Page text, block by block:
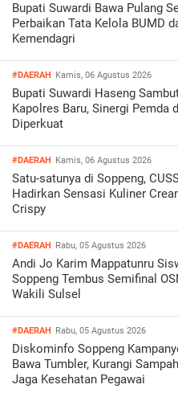
Bupati Suwardi Bawa Pulang
Perbaikan Tata Kelola BUMD
Kemendagri
#DAERAH Kamis, 06 Agustus 2026
Bupati Suwardi Haseng
Kapolres Baru, Sinergi Pemda
Diperkuat
#DAERAH Kamis, 06 Agustus 2026
Satu-satunya di Soppeng,
Hadirkan Sensasi Kuliner
Crispy
#DAERAH Rabu, 05 Agustus 2026
Andi Jo Karim Mappatunru
Soppeng Tembus Semifinal
Wakili Sulsel
#DAERAH Rabu, 05 Agustus 2026
Diskominfo Soppeng
Bawa Tumbler, Kurangi
Jaga Kesehatan Pegawai